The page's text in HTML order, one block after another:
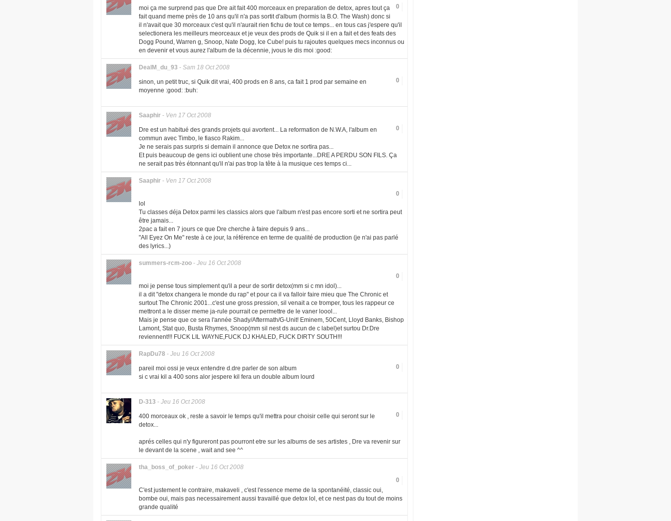
0
moi ça me surprend pas que Dre ait fait 400 morceaux en preparation de detox, apres tout ça
fait quand meme près de 10 ans qu'il n'a pas sortit d'album (hormis la B.O. The Wash) donc si
il n'avait que 30 morceaux c'est qu'il n'aurait rien fichu de tout ce temps... en tous cas j'espere qu'il
selectionera les meilleurs meorceaux et je veux des prods de Quik si il en a fait et des feats des
Dogg Pound, Warren g, Snoop, Nate Dogg, Ice Cube! puis tu rajoutes quelques mecs inconnus ou
en devenir et vous aurez l'album de la décennie, jvous le dis moi :good:
DealM_du_93 - Sam 18 Oct 2008
0
sinon, un petit truc, si Quik dit vrai, 400 prods en 8 ans, ca fait 1 prod par semaine en
moyenne :good: :buh:
Saaphir - Ven 17 Oct 2008
0
Dre est un habitué des grands projets qui avortent... La reformation de N.W.A, l'album en
commun avec Timbo, le fiasco Rakim...
Je ne serais pas surpris si demain il annonce que Detox ne sortira pas...
Et puis beaucoup de gens ici oublient une chose très importante...DRE A PERDU SON FILS. Ça
ne serait pas très étonnant qu'il n'ai pas trop la tête à la musique ces temps ci...
Saaphir - Ven 17 Oct 2008
0
lol
Tu classes déja Detox parmi les classics alors que l'album n'est pas encore sorti et ne sortira peut
être jamais...
2pac a fait en 7 jours ce que Dre cherche à faire depuis 9 ans...
"All Eyez On Me" reste à ce jour, la référence en terme de qualité de production (je n'ai pas parlé
des lyrics...)
summers-rcm-zoo - Jeu 16 Oct 2008
0
moi je pense tous simplement qu'il a peur de sortir detox(mm si c mn idol)...
il a dit "detox changera le monde du rap" et pour ca il va falloir faire mieu que The Chronic et
surtout The Chronic 2001...c'est une gross pression, sil venait a ce tromper, tous les rappeur ce
mettront a le disser meme ja-rule pourrait ce permettre de le vaner loool...
Mais je pense que ce sera l'année Shady/Aftermath/G-Unit! Eminem, 50Cent, Lloyd Banks, Bishop
Lamont, Stat quo, Busta Rhymes, Snoop(mm sil nest ds aucun de c label)et surtou Dr.Dre
reviennent!!! FUCK LIL WAYNE,FUCK DJ KHALED, FUCK DIRTY SOUTH!!!
RapDu78 - Jeu 16 Oct 2008
0
pareil moi ossi je veux entendre d.dre parler de son album
si c vrai kil a 400 sons alor jespere kil fera un double album lourd
D-313 - Jeu 16 Oct 2008
0
400 morceaux ok , reste a savoir le temps qu'il mettra pour choisir celle qui seront sur le
detox...
aprés celles qui n'y figureront pas pourront etre sur les albums de ses artistes , Dre va revenir sur
le devant de la scene , wait and see ^^
tha_boss_of_poker - Jeu 16 Oct 2008
0
C'est justement le contraire, makaveli , c'est l'essence meme de la spontanéité, classic oui,
bombe oui, mais pas necessairement aussi travaillé que detox lol, et ce nest pas du tout de moins
grande qualité